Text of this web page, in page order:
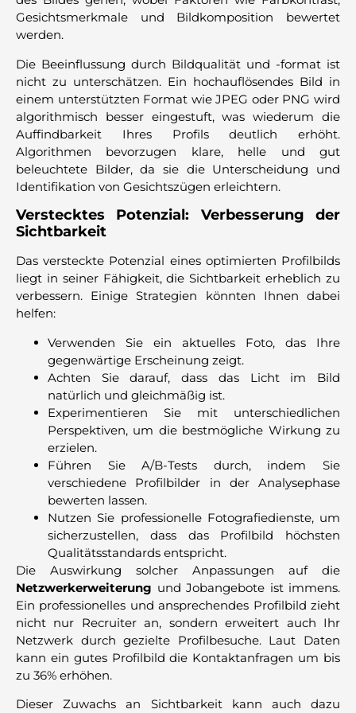
Gesichtsmerkmale und Bildkomposition bewertet
werden.
Die Beeinflussung durch Bildqualität und -format ist
nicht zu unterschätzen. Ein hochauflösendes Bild in
einem unterstützten Format wie JPEG oder PNG wird
algorithmisch besser eingestuft, was wiederum die
Auffindbarkeit Ihres Profils deutlich erhöht.
Algorithmen bevorzugen klare, helle und gut
beleuchtete Bilder, da sie die Unterscheidung und
Identifikation von Gesichtszügen erleichtern.
Verstecktes Potenzial: Verbesserung der
Sichtbarkeit
Das versteckte Potenzial eines optimierten Profilbilds
liegt in seiner Fähigkeit, die Sichtbarkeit erheblich zu
verbessern. Einige Strategien könnten Ihnen dabei
helfen:
Verwenden Sie ein aktuelles Foto, das Ihre
gegenwärtige Erscheinung zeigt.
Achten Sie darauf, dass das Licht im Bild
natürlich und gleichmäßig ist.
Experimentieren Sie mit unterschiedlichen
Perspektiven, um die bestmögliche Wirkung zu
erzielen.
Führen Sie A/B-Tests durch, indem Sie
verschiedene Profilbilder in der Analysephase
bewerten lassen.
Nutzen Sie professionelle Fotografiedienste, um
sicherzustellen, dass das Profilbild höchsten
Qualitätsstandards entspricht.
Die Auswirkung solcher Anpassungen auf die
Netzwerkerweiterung und Jobangebote ist immens.
Ein professionelles und ansprechendes Profilbild zieht
nicht nur Recruiter an, sondern erweitert auch Ihr
Netzwerk durch gezielte Profilbesuche. Laut Daten
kann ein gutes Profilbild die Kontaktanfragen um bis
zu 36% erhöhen.
Dieser Zuwachs an Sichtbarkeit kann auch dazu